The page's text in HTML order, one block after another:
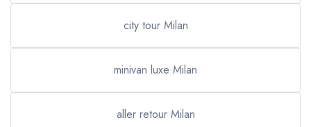
city tour Milan
minivan luxe Milan
aller retour Milan